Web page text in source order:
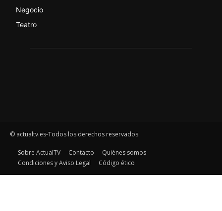
Negocio
Teatro
© actualtv.es-Todos los derechos reservados.
Sobre ActualTV Contacto
Quiénes somos
Condiciones y Aviso Legal
Código ético